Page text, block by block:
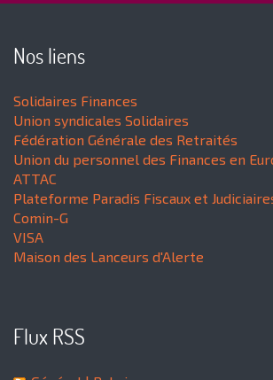
Nos liens
Solidaires Finances
Union syndicales Solidaires
Fédération Générale des Retraités
Union du personnel des Finances en
ATTAC
Plateforme Paradis Fiscaux et
Comin-G
VISA
Maison des Lanceurs d'Alerte
Flux RSS